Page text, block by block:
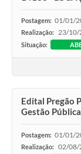
Postagem: 01/01/
Realização: 23/10/
Situação:
Edital Pregão
Gestão
Postagem: 01/01/
Realização: 02/08/